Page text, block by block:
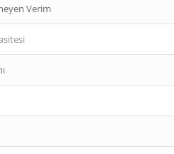
Verim